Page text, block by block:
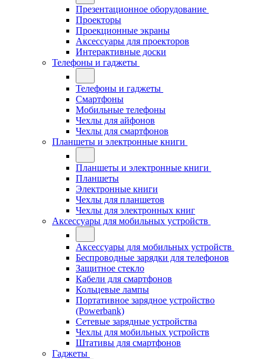
Презентационное оборудование
Проекторы
Проекционные экраны
Аксессуары для проекторов
Интерактивные доски
Телефоны и гаджеты
Телефоны и гаджеты
Смартфоны
Мобильные телефоны
Чехлы для айфонов
Чехлы для смартфонов
Планшеты и электронные книги
Планшеты и электронные книги
Планшеты
Электронные книги
Чехлы для планшетов
Чехлы для электронных книг
Аксессуары для мобильных устройств
Аксессуары для мобильных устройств
Беспроводные зарядки для телефонов
Защитное стекло
Кабели для смартфонов
Кольцевые лампы
Портативное зарядное устройство
(Powerbank)
Сетевые зарядные устройства
Чехлы для мобильных устройств
Штативы для смартфонов
Гаджеты